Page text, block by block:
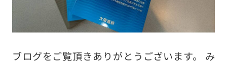
ブログをご覧頂きありがとうございます。 み